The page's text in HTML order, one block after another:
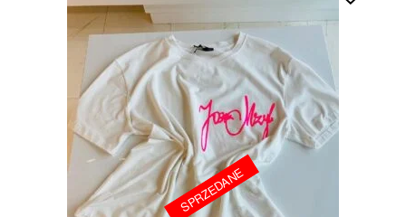
SPRZEDANE
SPRZEDANE